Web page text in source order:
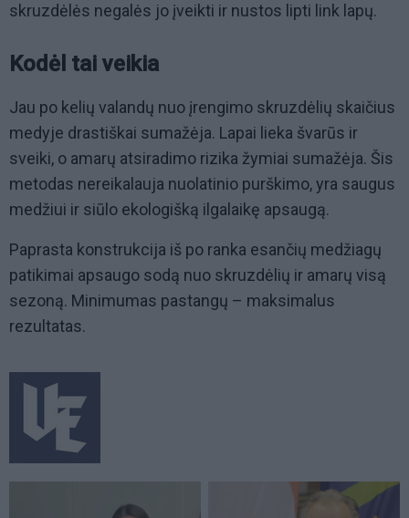
skruzdėlės negalės jo įveikti ir nustos lipti link lapų.
Kodėl tai veikia
Jau po kelių valandų nuo įrengimo skruzdėlių skaičius
medyje drastiškai sumažėja. Lapai lieka švarūs ir
sveiki, o amarų atsiradimo rizika žymiai sumažėja. Šis
metodas nereikalauja nuolatinio purškimo, yra saugus
medžiui ir siūlo ekologišką ilgalaikę apsaugą.
Paprasta konstrukcija iš po ranka esančių medžiagų
patikimai apsaugo sodą nuo skruzdėlių ir amarų visą
sezoną. Minimumas pastangų – maksimalus
rezultatas.